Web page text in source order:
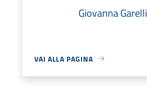
Giovanna Garelli
VAI ALLA PAGINA